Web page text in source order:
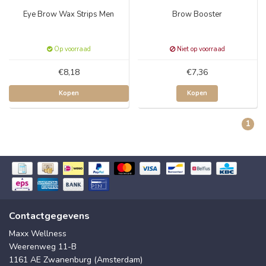
Eye Brow Wax Strips Men
Op voorraad
€8,18
Kopen
Brow Booster
Niet op voorraad
€7,36
Kopen
1
Contactgegevens
Maxx Wellness
Weerenweg 11-B
1161 AE Zwanenburg (Amsterdam)